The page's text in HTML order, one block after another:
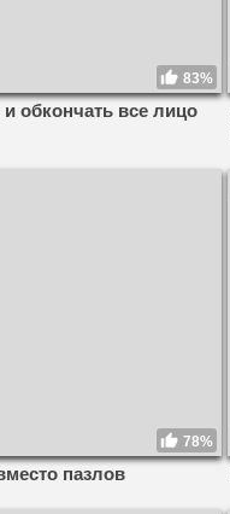
83%
обкончать все лицо
78%
пазлов